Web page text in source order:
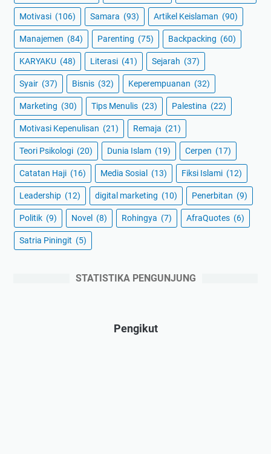
Motivasi (106) Samara (93) Artikel Keislaman (90)
Manajemen (84) Parenting (75) Backpacking (60)
KARYAKU (48) Literasi (41) Sejarah (37)
Syair (37) Bisnis (32) Keperempuanan (32)
Marketing (30) Tips Menulis (23) Palestina (22)
Motivasi Kepenulisan (21) Remaja (21)
Teori Psikologi (20) Dunia Islam (19) Cerpen (17)
Catatan Haji (16) Media Sosial (13) Fiksi Islami (12)
Leadership (12) digital marketing (10) Penerbitan (9)
Politik (9) Novel (8) Rohingya (7) AfraQuotes (6)
Satria Piningit (5)
STATISTIKA PENGUNJUNG
Pengikut